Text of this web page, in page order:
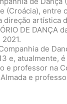
(Croácia), entre
direção artística
DE DANÇA
de
e, atualmente,
e professor na
e